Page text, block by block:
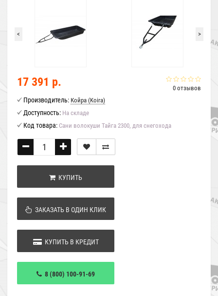
< >
0 отзывов
17 391 р.
Производитель: Койра (Koira)
Доступность: На складе
Код товара: Сани волокуши Тайга 2300, для снегохода
КУПИТЬ
ЗАКАЗАТЬ В ОДИН КЛИК
КУПИТЬ В КРЕДИТ
8 (800) 100-91-69